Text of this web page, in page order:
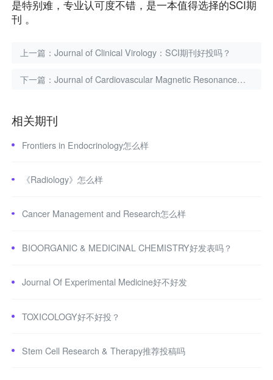
是特别难，专业认可度不错，是一本值得选择的SCI期
刊 。
上一篇：Journal of Clinical Virology：SCI期刊好投吗？
下一篇：Journal of Cardiovascular Magnetic Resonance怎么样
相关期刊
Frontiers in Endocrinology怎么样
《Radiology》怎么样
Cancer Management and Research怎么样
BIOORGANIC & MEDICINAL CHEMISTRY好发表吗？
Journal Of Experimental Medicine好不好发
TOXICOLOGY好不好投？
Stem Cell Research & Therapy推荐投稿吗